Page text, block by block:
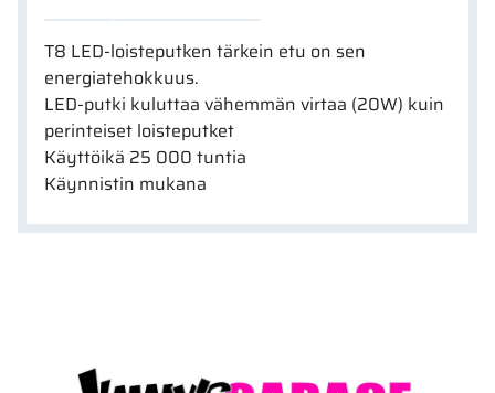
T8 LED-loisteputken tärkein etu on sen
energiatehokkuus.
LED-putki kuluttaa vähemmän virtaa (20W) kuin
perinteiset loisteputket
Käyttöikä 25 000 tuntia
Käynnistin mukana